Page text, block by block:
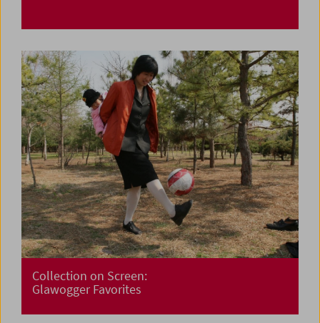
Collection on Screen:
Glawogger Favorites